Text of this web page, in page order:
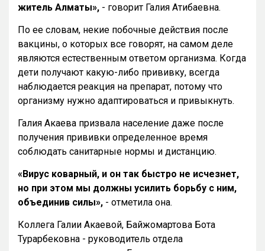
житель Алматы», - говорит Галия Атибаевна.
По ее словам, некие побочные действия после
вакцины, о которых все говорят, на самом деле
являются естественным ответом организма. Когда
дети получают какую-либо прививку, всегда
наблюдается реакция на препарат, потому что
организму нужно адаптироваться и привыкнуть.
Галия Акаева призвала население даже после
получения прививки определенное время
соблюдать санитарные нормы и дистанцию.
«Вирус коварный, и он так быстро не исчезнет,
но при этом мы должны усилить борьбу с ним,
объединив силы», - отметила она.
Коллега Галии Акаевой, Байжомартова Бота
Турарбековна - руководитель отдела